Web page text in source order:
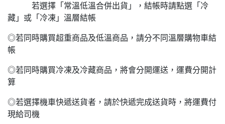
若選擇「常溫低溫合併出貨」，結帳時請點選「冷
藏」或「冷凍」溫層結帳
◎若同時購買超重商品及低溫商品，請分不同溫層購物車結
帳
◎若同時購買冷凍及冷藏商品，將會分開運送，運費分開計
算
◎若選擇機車快遞送貨者，請於快遞完成送貨時，將運費付
現給司機